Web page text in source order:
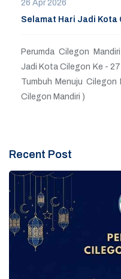
26 Apr 2026
Selamat Hari Jadi Kota
Perumda Cilegon
Jadi Kota Cilegon Ke - 27
Tumbuh Menuju Cilegon
Cilegon Mandiri )
Recent Post